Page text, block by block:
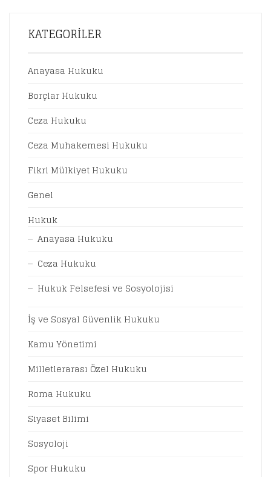
008,00 ₺.
KATEGORILER
Anayasa Hukuku
Borçlar Hukuku
Ceza Hukuku
Ceza Muhakemesi Hukuku
Fikri Mülkiyet Hukuku
Genel
Hukuk
Anayasa Hukuku
Ceza Hukuku
Hukuk Felsefesi ve Sosyolojisi
İş ve Sosyal Güvenlik Hukuku
Kamu Yönetimi
Milletlerarası Özel Hukuku
Roma Hukuku
Siyaset Bilimi
Sosyoloji
Spor Hukuku